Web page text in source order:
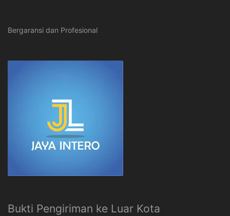
Bergaransi dan Profesional
Bukti Pengiriman ke Luar Kota